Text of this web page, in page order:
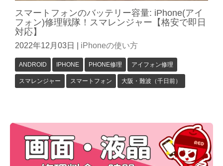
スマートフォンのバッテリー容量: iPhone(アイ
フォン)修理戦隊！スマレンジャー【格安で即日
対応】
2022年12月03日 iPhoneの使い方
ANDROID IPHONE PHONE修理 アイフォン修理
スマレンジャー スマートフォン 大阪・難波（千日前）